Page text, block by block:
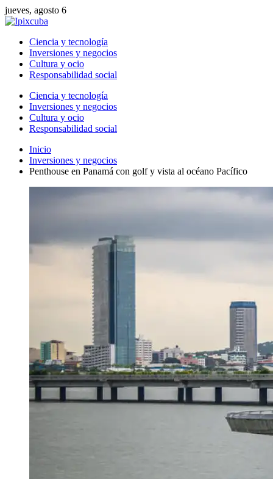
jueves, agosto 6
Ciencia y tecnología
Inversiones y negocios
Cultura y ocio
Responsabilidad social
Ciencia y tecnología
Inversiones y negocios
Cultura y ocio
Responsabilidad social
Inicio
Inversiones y negocios
Penthouse en Panamá con golf y vista al océano Pacífico